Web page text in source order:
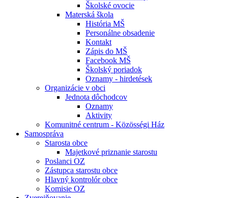
Školské ovocie
Materská škola
História MŠ
Personálne obsadenie
Kontakt
Zápis do MŠ
Facebook MŠ
Školský poriadok
Oznamy - hirdetések
Organizácie v obci
Jednota dôchodcov
Oznamy
Aktivity
Komunitné centrum - Közösségi Ház
Samospráva
Starosta obce
Majetkové priznanie starostu
Poslanci OZ
Zástupca starostu obce
Hlavný kontrolór obce
Komisie OZ